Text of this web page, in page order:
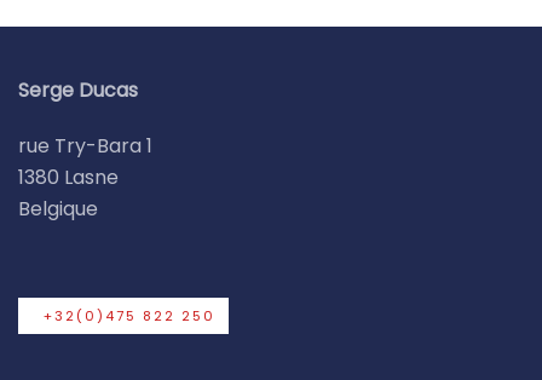
Serge Ducas
rue Try-Bara 1
1380 Lasne
Belgique
+32(0)475 822 250